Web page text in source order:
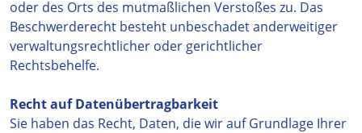
oder des Orts des mutmaßlichen Verstoßes zu. Das
Beschwerderecht besteht unbeschadet anderweitiger
verwaltungsrechtlicher oder gerichtlicher
Rechtsbehelfe.
Recht auf Datenübertragbarkeit
Sie haben das Recht, Daten, die wir auf Grundlage Ihrer